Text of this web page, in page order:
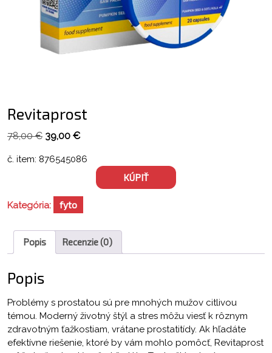
Revitaprost
78,00€ Pôvodná
bola:
39,00 €Aktuálna
je:
č. item: 876545086
KÚPIŤ
Kategória: fyto
Popis Recenzie (0)
Popis
Problémy s prostatou sú pre mnohých mužov citlivou
témou. Moderný životný štýl a stres môžu viesť k rôznym
zdravotným ťažkostiam, vrátane prostatitídy. Ak hľadáte
efektívne riešenie, ktoré by vám mohlo pomôcť, Revitaprost